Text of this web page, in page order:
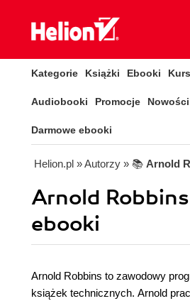
Kategorie Książki Ebooki
Audiobooki Promocje Nowości
Darmowe ebooki
Helion.pl » Autorzy » 📚 Arnold
Arnold
ebooki
Arnold Robbins to zawodowy
książek technicznych. Arnold